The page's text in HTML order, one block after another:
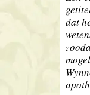
dat